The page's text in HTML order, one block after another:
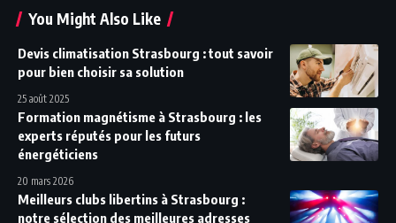
You Might Also Like
Devis climatisation Strasbourg : tout savoir
pour bien choisir sa solution
25 août 2025
Formation magnétisme à Strasbourg : les
experts réputés pour les futurs
énergéticiens
20 mars 2026
Meilleurs clubs libertins à Strasbourg :
notre sélection des meilleures adresses